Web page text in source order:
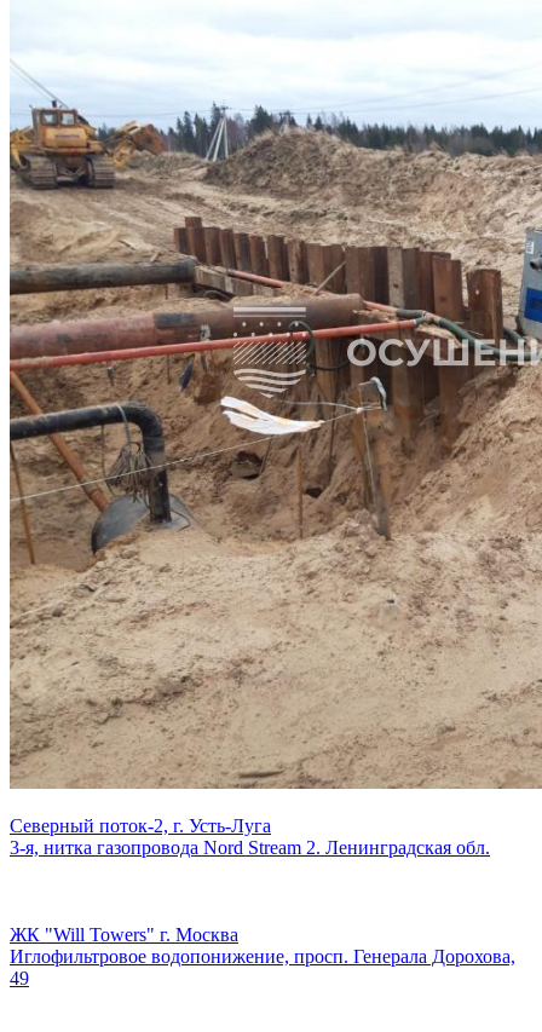
Северный поток-2, г. Усть-Луга
3-я, нитка газопровода Nord Stream 2. Ленинградская обл.
ЖК "Will Towers" г. Москва
Иглофильтровое водопонижение, просп. Генерала Дорохова,
49